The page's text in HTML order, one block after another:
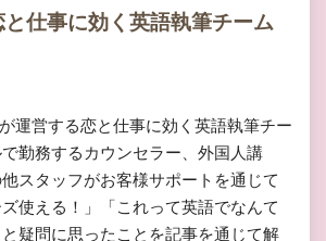
と仕事に効く英語執筆チーム
運営する恋と仕事に効く英語執筆チー
勤務するカウンセラー、外国人講
スタッフがお客様サポートを通じて
ズ使える！」「これって英語でなんて
疑問に思ったことを記事を通じて解